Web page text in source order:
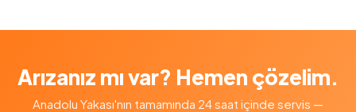
Arızanız mı var? Hemen çözelim.
Anadolu Yakası'nın tamamında 24 saat içinde servis —